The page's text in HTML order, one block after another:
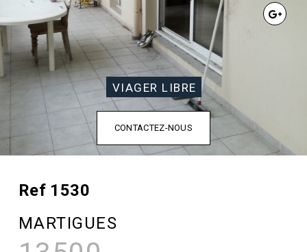
VIAGER LIBRE
CONTACTEZ-NOUS
Ref 1530
MARTIGUES